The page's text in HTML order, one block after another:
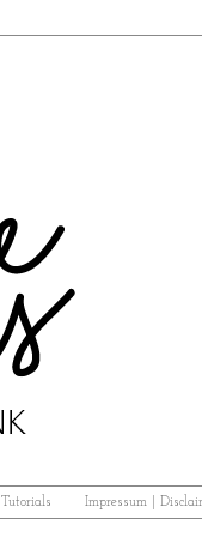
Tutorials Impressum |